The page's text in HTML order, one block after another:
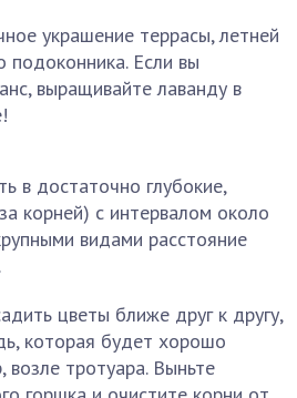
украшение террасы, летней
подоконника. Если вы
выращивайте лаванду в
в достаточно глубокие,
корней) с интервалом около
видами расстояние
цветы ближе друг к другу,
которая будет хорошо
возле тротуара. Выньте